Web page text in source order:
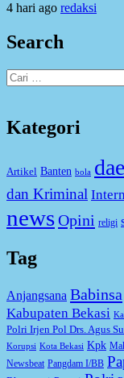
4 hari ago redaksi
Search
Cari
untuk:
Kategori
Artikel Banten bola
dan Kriminal
newsOpini religi
Tag
Anjangsana Babinsa
Kabupaten Bekasi
Polri Irjen Pol Drs. Agus
Korupsi Kota Bekasi Kpk
Newsbeat Pangdam I/BB